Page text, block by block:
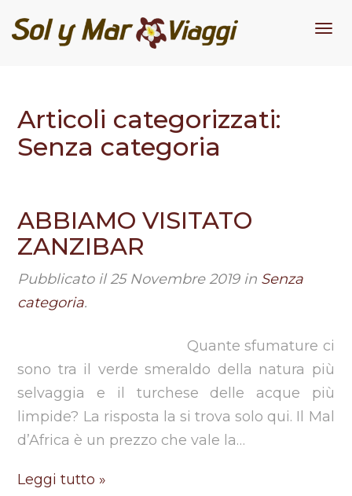
Articoli categorizzati:
Senza categoria
ABBIAMO VISITATO
ZANZIBAR
Pubblicato il25 Novembre 2019in Senza
categoria.
Quante sfumature ci
sono tra il verde smeraldo della natura più
selvaggia e il turchese delle acque più
limpide? La risposta la si trova solo qui. Il Mal
d’Africa è un prezzo che vale la…
Leggi tutto »